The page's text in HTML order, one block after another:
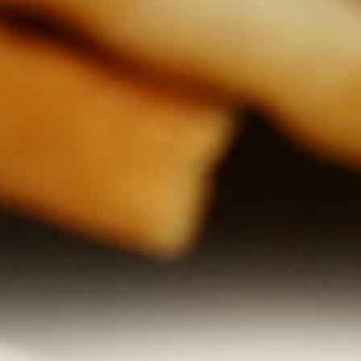
do čistých sklenic a 15 minut
ve vodě kolem 90°C
zasterilovat.|Omáčka jak už
název napovídá je ostrá,
přesto některým dětem velmi
chutná. Rozhodnutí jestli
tento pokrm servírovat dětem
je pouze na Vás....|Fantazii se
natvrdo, nebo sterilovanou
okurkou či paprikou.|Pokud
hotovou pomazánku dáte na